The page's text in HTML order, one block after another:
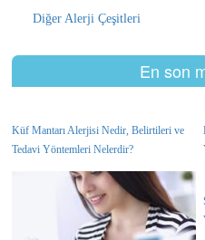
Diğer Alerji Çeşitleri
En son
Küf Mantarı Alerjisi Nedir, Belirtileri ve
Tedavi Yöntemleri Nelerdir?